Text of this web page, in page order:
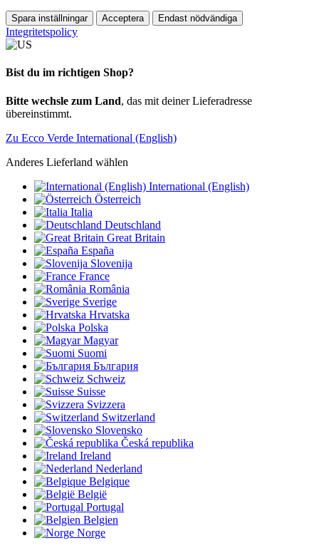
Spara inställningar Acceptera Endast nödvändiga
Integritetspolicy
Bist du im richtigen Shop?
Bitte wechsle zum Land, das mit deiner Lieferadresse
übereinstimmt.
Zu Ecco Verde International (English)
Anderes Lieferland wählen
International (English)
Österreich
Italia
Deutschland
Great Britain
España
Slovenija
France
România
Sverige
Hrvatska
Polska
Magyar
Suomi
България
Schweiz
Suisse
Svizzera
Switzerland
Slovensko
Česká republika
Ireland
Nederland
Belgique
België
Portugal
Belgien
Norge